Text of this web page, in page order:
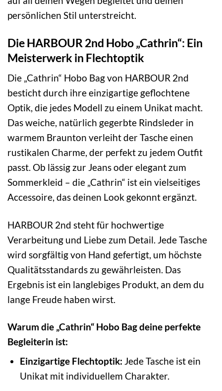
persönlichen Stil unterstreicht.
Die HARBOUR 2nd Hobo „Cathrin“: Ein
Meisterwerk in Flechtoptik
Die „Cathrin“ Hobo Bag von HARBOUR 2nd
besticht durch ihre einzigartige geflochtene
Optik, die jedes Modell zu einem Unikat macht.
Das weiche, natürlich gegerbte Rindsleder in
warmem Braunton verleiht der Tasche einen
rustikalen Charme, der perfekt zu jedem Outfit
passt. Ob lässig zur Jeans oder elegant zum
Sommerkleid – die „Cathrin“ ist ein vielseitiges
Accessoire, das deinen Look gekonnt ergänzt.
HARBOUR 2nd steht für hochwertige
Verarbeitung und Liebe zum Detail. Jede Tasche
wird sorgfältig von Hand gefertigt, um höchste
Qualitätsstandards zu gewährleisten. Das
Ergebnis ist ein langlebiges Produkt, an dem du
lange Freude haben wirst.
Warum die „Cathrin“ Hobo Bag deine perfekte
Begleiterin ist:
Einzigartige Flechtoptik: Jede Tasche ist ein
Unikat mit individuellem Charakter.